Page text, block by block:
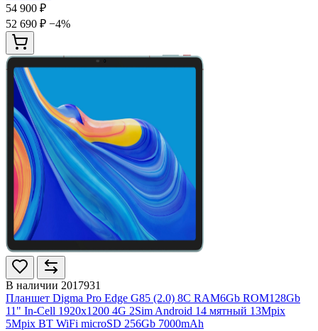
54 900 ₽
52 690 ₽ −4%
В наличии 2017931
Планшет Digma Pro Edge G85 (2.0) 8C RAM6Gb ROM128Gb
11" In-Cell 1920x1200 4G 2Sim Android 14 мятный 13Mpix
5Mpix BT WiFi microSD 256Gb 7000mAh